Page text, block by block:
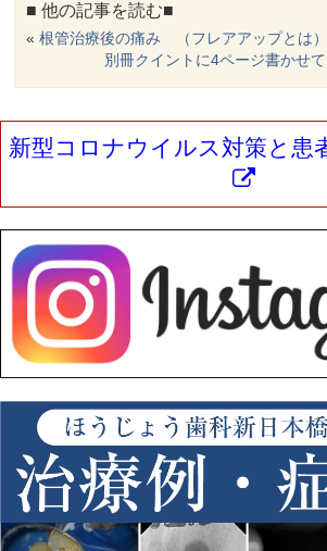
■ 他の記事を読む■
«根管治療後の痛み （フレアアップとは）
別冊クイントに4ページ書かせ
新型コロナウイルス対策と患